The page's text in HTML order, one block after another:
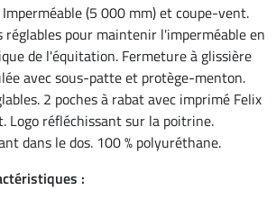
(5 000 mm) et coupe-vent.
réglables pour maintenir l'imperméable en
de l'équitation. Fermeture à glissière
avec sous-patte et protège-menton.
2 poches à rabat avec imprimé Felix
Logo réfléchissant sur la poitrine.
dans le dos. 100 % polyuréthane.
: